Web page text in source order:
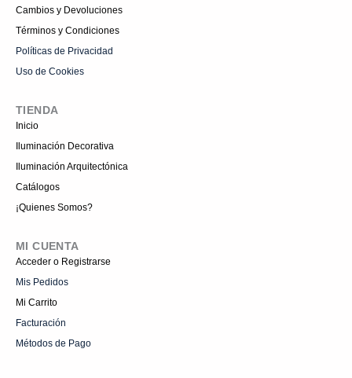
Cambios y Devoluciones
Términos y Condiciones
Políticas de Privacidad
Uso de Cookies
TIENDA
Inicio
Iluminación Decorativa
Iluminación Arquitectónica
Catálogos
¡Quienes Somos?
MI CUENTA
Acceder o Registrarse
Mis Pedidos
Mi Carrito
Facturación
Métodos de Pago